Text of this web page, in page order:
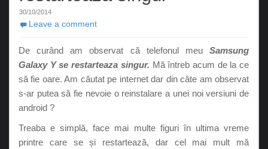
30/10/2014
Leave a comment
De curând am observat că telefonul meu Samsung
Galaxy Y se restarteaza singur. Mă întreb acum de la ce
să fie oare. Am căutat pe internet dar din câte am observat
s-ar putea să fie nevoie o reinstalare a unei noi versiuni de
android ?
Treaba e simplă, face mai multe figuri în ultima vreme
printre care se și restartează, dar cel mai mult mă